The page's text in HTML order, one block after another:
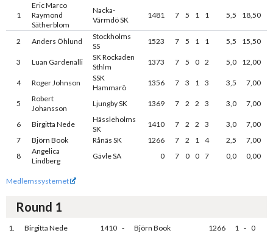
1
Eric Marco
Raymond
Sätherblom
Nacka-
Värmdö SK
1481 7 5 1 1 5,5 18,50
2 Anders Öhlund
Stockholms
SS
1523 7 5 1 1 5,5 15,50
3 Luan Gardenalli
SK Rockaden
Sthlm
1373 7 5 0 2 5,0 12,00
4 Roger Johnson
SSK
Hammarö
1356 7 3 1 3 3,5 7,00
5
Robert
Johansson
Ljungby SK 1369 7 2 2 3 3,0 7,00
6 Birgitta Nede
Hässleholms
SK
1410 7 2 2 3 3,0
7,00
7
Björn Book Rånäs SK 1266 7 2 1 4 2,5
7,00
8
Angelica
Lindberg
Gävle SA 0 7 0 0 7 0,0 0,00
Medlemssystemet
Round 1
1. Birgitta Nede 1410 - Björn Book 1266 1 - 0